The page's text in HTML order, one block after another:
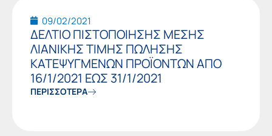
09/02/2021
ΔΕΛΤΙΟ ΠΙΣΤΟΠΟΙΗΣΗΣ ΜΕΣΗΣ
ΛΙΑΝΙΚΗΣ ΤΙΜΗΣ ΠΩΛΗΣΗΣ
ΚΑΤΕΨΥΓΜΕΝΩΝ ΠΡΟΪΟΝΤΩΝ ΑΠΟ
16/1/2021 ΕΩΣ 31/1/2021
ΠΕΡΙΣΣΟΤΕΡΑ